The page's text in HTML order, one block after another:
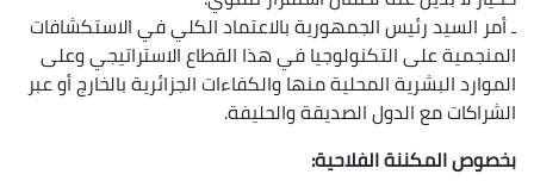
ـ أمر السيد رئيس الجمهورية بالاعتماد الكلي في الاستكشافات
المنجمية على التكنولوجيا في هذا القطاع الاستراتيجي وعلى
الموارد البشرية المحلية منها والكفاءات الجزائرية بالخارج أو عبر
الشراكات مع الدول الصديقة والحليفة.
بخصوص المكننة الفلاحية: